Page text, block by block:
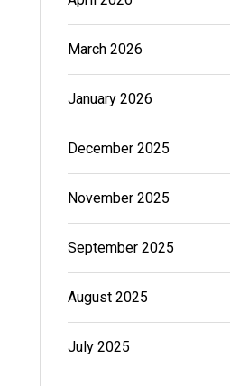
March 2026
January 2026
December 2025
November 2025
September 2025
August 2025
July 2025